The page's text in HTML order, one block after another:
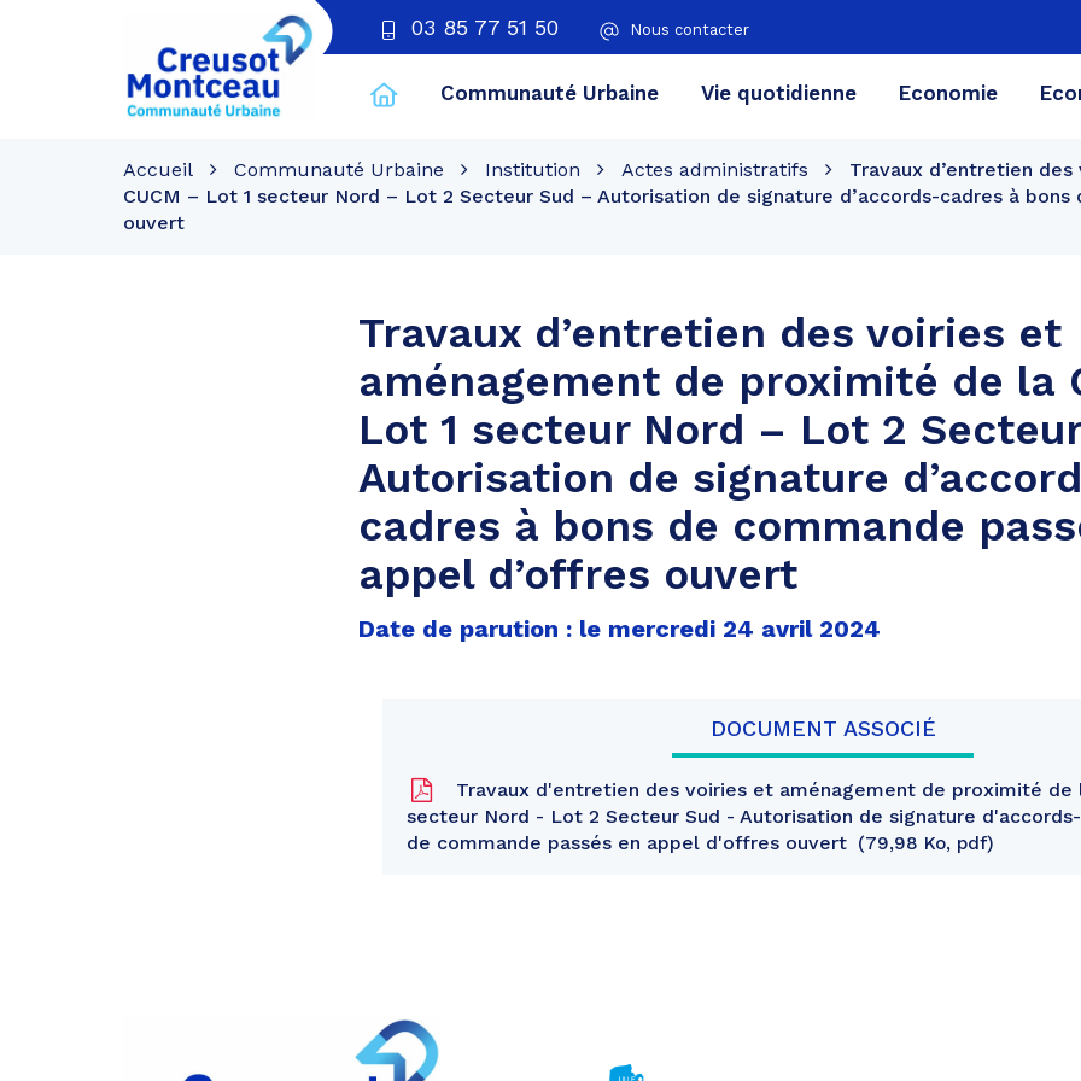
03 85 77 51 50 Nous contacter
Creusot
Montceau
Communauté Urbaine Vie quotidienne Economie
Accueil Communauté Urbaine Institution Actes administratifs
Travaux d’entretien
CUCM – Lot 1 secteur Nord – Lot 2 Secteur Sud – Autorisation de signature d’accords-cadres à
ouvert
Travaux d’entretien des voiries et
aménagement de proximité de la
Lot 1 secteur Nord – Lot 2
Autorisation de signature
cadres à bons de commande
appel d’offres ouvert
Date de parution : le mercredi 24 avril 2024
DOCUMENT ASSOCIÉ
Travaux d'entretien des voiries et aménagement de proximité de
secteur Nord - Lot 2 Secteur Sud - Autorisation de signature
de commande passés en appel d'offres ouvert
79,98 Ko, pdf
Partager